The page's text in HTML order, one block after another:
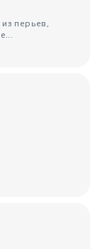
перьев,